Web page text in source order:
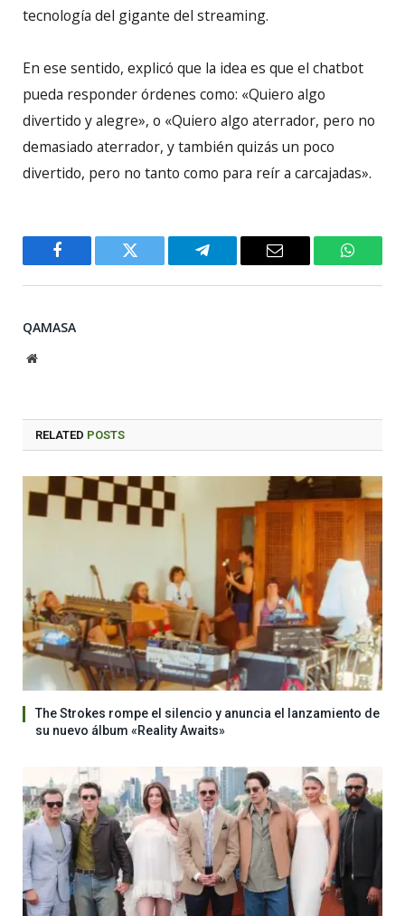
tecnología del gigante del streaming.
En ese sentido, explicó que la idea es que el chatbot
pueda responder órdenes como: «Quiero algo
divertido y alegre», o «Quiero algo aterrador, pero no
demasiado aterrador, y también quizás un poco
divertido, pero no tanto como para reír a carcajadas».
Facebook Twitter Telegram Email
QAMASA
Website
RELATED POSTS
The Strokes rompe el silencio y anuncia el lanzamiento de
su nuevo álbum «Reality Awaits»